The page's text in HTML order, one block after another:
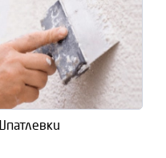
Шпатлевки